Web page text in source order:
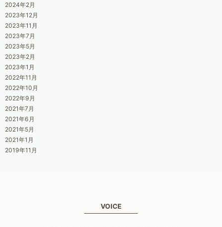
2024年2月
2023年12月
2023年11月
2023年7月
2023年5月
2023年2月
2023年1月
2022年11月
2022年10月
2022年9月
2021年7月
2021年6月
2021年5月
2021年1月
2019年11月
VOICE